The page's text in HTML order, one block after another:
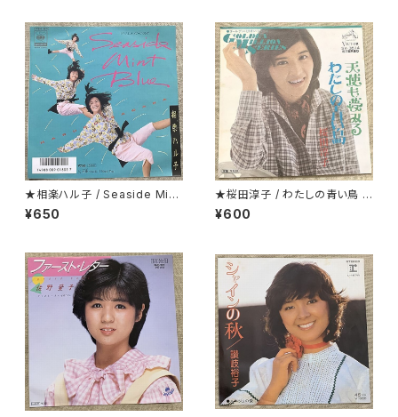
★相楽ハル子 / Seaside Mint
Blue
¥650
★桜田淳子 / わたしの青い鳥 カ
ップリング盤
¥600